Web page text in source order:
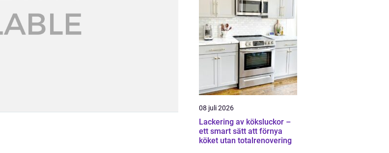
08 juli 2026
Lackering av köksluckor –
ett smart sätt att förnya
köket utan totalrenovering